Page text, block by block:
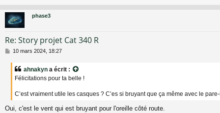
g
e
phase3
Re: Story projet Cat 340 R
M10 mars 2024, 18:27
ahnakyn a écrit :
Félicitations pour ta belle !
C’est vraiment utile les casques ? C’es si bruyant que ça même avec le
Oui, c'est le vent qui est bruyant pour l'oreille côté route.